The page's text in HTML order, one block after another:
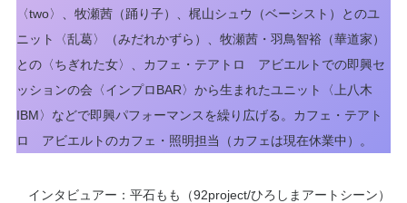
〈two〉、牧瀬茜（踊り子）、梶山シュウ（ベーシスト）とのユ
ニット〈乱葛〉（みだれかずら）、牧瀬茜・羽鳥智裕（華道家）
との〈ちぎれた女〉、カフェ・テアトロ アビエルトでの即興セ
ッションの会〈インプロBAR〉から生まれたユニット〈上八木
IBM〉などで即興パフォーマンスを繰り広げる。カフェ・テアト
ロ アビエルトのカフェ・照明担当（カフェは現在休業中）。
インタビュアー：平石もも（92project/ひろしまアートシーン）